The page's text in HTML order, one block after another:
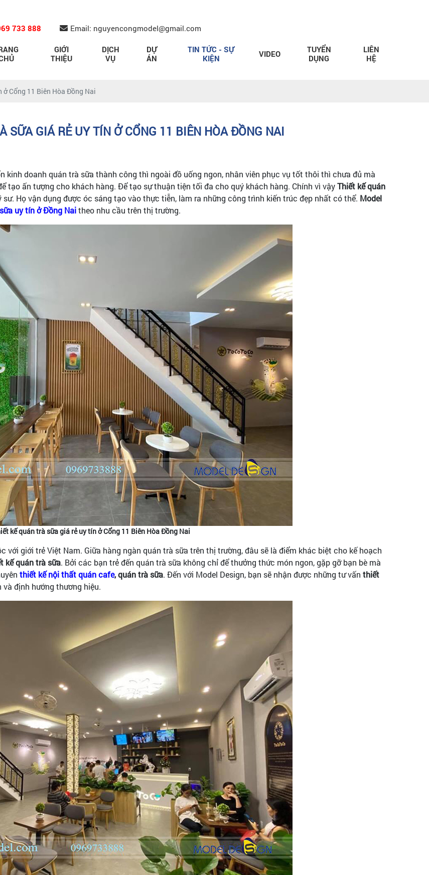
733 888 Email: nguyencongmodel@gmail.com
GIỚI
THIỆU
DỊCH
VỤ
DỰ
ÁN
TIN TỨC - SỰ
KIỆN
VIDEO
TUYỂN
DỤNG
LIÊN
HỆ
Cổng 11 Biên Hòa Đồng Nai
SỮA GIÁ RẺ UY TÍN Ở CỔNG 11 BIÊN HÒA ĐỒNG NAI
kinh doanh quán trà sữa thành công thì ngoài đồ uống ngon, nhân viên phục vụ tốt thôi thì chưa đủ mà
tạo ấn tượng cho khách hàng. Để tạo sự thuận tiện tối đa cho quý khách hàng. Chính vì vậyThiết kế quán
Họ vận dụng được óc sáng tạo vào thực tiễn, làm ra những công trình kiến trúc đẹp nhất có thể. Model
uy tín ở Đồng Naitheo nhu cầu trên thị trường.
kế quán trà sữa giá rẻ uy tín ở Cổng 11 Biên Hòa Đồng Nai
với giới trẻ Việt Nam. Giữa hàng ngàn quán trà sữa trên thị trường, đâu sẽ là điểm khác biệt cho kế hoạch
kế quán trà sữa. Bởi các bạn trẻ đến quán trà sữa không chỉ để thưởng thức món ngon, gặp gỡ bạn bè mà
thiết kế nội thất quán cafe, quán trà sữa. Đến với Model Design, bạn sẽ nhận được những tư vấn thiết
định hướng thương hiệu.